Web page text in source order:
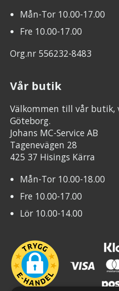
Mån-Tor 10.00-17.00
Fre 10.00-17.00
Org.nr 556232-8483
Vår butik
Välkommen till vår butik,
Göteborg.
Johans MC-Service AB
Tagenevägen 28
425 37 Hisings Kärra
Mån-Tor 10.00-18.00
Fre 10.00-17.00
Lör 10.00-14.00